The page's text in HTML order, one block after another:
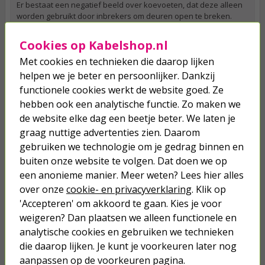
Er bestaat een negatief beeld over koevoeten, dat deze alleen
worden gebruikt door inbrekers om deuren open te breken.
veel meer goede dingen te gebruiken. Dit gereedschap werkt via
een hefboom-techniek en wordt veelal gebruikt om dingen open
te wrikken. Maar ook spijkers en nagels worden door middel
van een koevoet eenvoudig uit hout getrokken. Leuk weetje,
een koevoet wordt zo genoemd omdat de V-vormige groef erg
lijkt op de poot van een koe.
Ruim assortiment gereedschap bij Kabelshop.nl
Moet er een schilderijtje aan de muur of moet er juist een muur
plat? Sla dan je slag met een hamer. Bij Kabelshop.nl vind je een
groot aanbod handgereedschap voor elke klus. Wil je dit
weekend aan de slag gaan? Bestel dan op werkdagen voor
23.59 uur, dan heb je je bestelling de volgende dag in huis. Zou
je toch nog meer informatie willen? Onze klantenservice kan je
voorzien van advies, zodat jij aan de slag kan gaan. Ze helpen
je graag verder via e-mail, telefoon, Facebook en de chatfunctie
op onze website.
Cookies op Kabelshop.nl
Met cookies en technieken die daarop lijken
helpen we je beter en persoonlijker. Dankzij
functionele cookies werkt de website goed. Ze
hebben ook een analytische functie. Zo maken we
de website elke dag een beetje beter. We laten je
graag nuttige advertenties zien. Daarom
gebruiken we technologie om je gedrag binnen en
buiten onze website te volgen. Dat doen we op
een anonieme manier. Meer weten? Lees hier alles
over onze cookie- en privacyverklaring. Klik op
'Accepteren' om akkoord te gaan. Kies je voor
weigeren? Dan plaatsen we alleen functionele en
analytische cookies en gebruiken we technieken
die daarop lijken. Je kunt je voorkeuren later nog
aanpassen op de voorkeuren pagina.